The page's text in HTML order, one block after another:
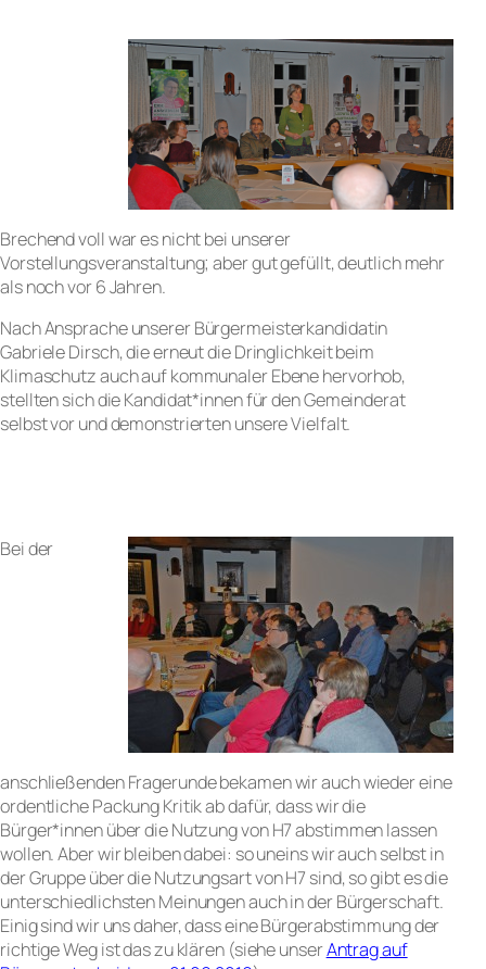
Brechend voll war es nicht bei unserer
Vorstellungsveranstaltung; aber gut gefüllt, deutlich mehr
als noch vor 6 Jahren.
Nach Ansprache unserer Bürgermeisterkandidatin
Gabriele Dirsch, die erneut die Dringlichkeit beim
Klimaschutz auch auf kommunaler Ebene hervorhob,
stellten sich die Kandidat*innen für den Gemeinderat
selbst vor und demonstrierten unsere Vielfalt.
Bei der
anschließenden Fragerunde bekamen wir auch wieder eine
ordentliche Packung Kritik ab dafür, dass wir die
Bürger*innen über die Nutzung von H7 abstimmen lassen
wollen. Aber wir bleiben dabei: so uneins wir auch selbst in
der Gruppe über die Nutzungsart von H7 sind, so gibt es die
unterschiedlichsten Meinungen auch in der Bürgerschaft.
Einig sind wir uns daher, dass eine Bürgerabstimmung der
richtige Weg ist das zu klären (siehe unserAntrag auf